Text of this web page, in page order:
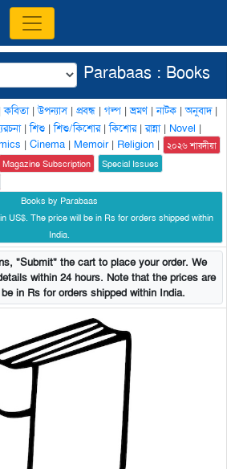
Parabaas : Books
|কবিতা|উপন্যাস| প্রবন্ধ | গল্প |ভ্রমণ|নাটক |অনুবাদ|
|শিশু |শিশু/কিশোর|কিশোর|রান্না| Novel |
| Cinema | Memoir| Religion |
২০২৬ শারদীয়া
Magazine Subscription
Special Issues
Books by Parabaas
US$. The price will be in Rs for orders shipped within
India.
"Submit" the cart to place your order. We
within 24 hours. Note that the prices are
in Rs for orders shipped within India.